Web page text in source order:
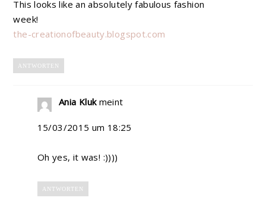
This looks like an absolutely fabulous fashion
week!
the-creationofbeauty.blogspot.com
ANTWORTEN
Ania Kluk meint
15/03/2015 um 18:25
Oh yes, it was! :))))
ANTWORTEN